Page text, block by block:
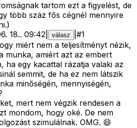
tartom ezt a figyelést, de
több száz fős cégnél mennyire
18.. 09:42 válasz #1
miért nem a teljesítményt nézik,
munka, amiért azt az embert
ha egy kacattal rázatja valaki az
semmit, de ha ez nem látszik
minőségén, mennyiségén,
mert nem végzik rendesen a
mondom, hogy oké. De nem
szimulálnak. OMG. 😄